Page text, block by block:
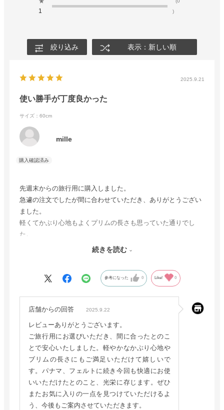
1
)
絞り込み 表示：新しい順
2025.9.21
使い勝手が丁度良かった
サイズ：60cm
mille
先週末からの旅行用に購入しました。
急遽の注文でしたが間に合わせていただき、ありがとうござい
ました。
軽くてかぶり心地もよくプリムの長さも思っていた通りでし
た。
暑かったり翳ったりの天候でしたが、常時かぶっていられまし
パナマ、秋冬のフェルトハットと今回で3着目ですが、いずれ
も快適です。
続きを読む
参考になった 0 Like! 0
店舗からの回答 2025.9.22
レビューありがとうございます。
ご旅行用にお選びいただき、間に合ったとのこ
とで安心いたしました。軽やかなかぶり心地や
ブリムの長さにもご満足いただけて嬉しいで
す。パナマ、フェルトに続き今回も快適にお使
いいただけたとのこと、光栄に存じます。ぜひ
またお気に入りの一点を見つけていただけるよ
う、今後もご案内させていただきます。